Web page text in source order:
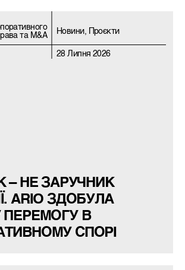
та M&A
Новини, Проєкти
28 Липня 2026
– НЕ ЗАРУЧНИК
ARIO ЗДОБУЛА
ПЕРЕМОГУ В
СПОРІ